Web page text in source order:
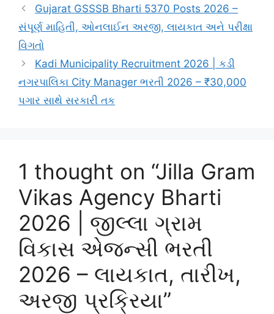
Gujarat GSSSB Bharti 5370 Posts 2026 –
સંપૂર્ણ માહિતી, ઓનલાઈન અરજી, લાયકાત અને પરીક્ષા
વિગતો
Kadi Municipality Recruitment 2026 | કડી
નગરપાલિકા City Manager ભરતી 2026 – ₹30,000
પગાર સાથે સરકારી તક
1 thought on “Jilla Gram
Vikas Agency Bharti
2026 | જીલ્લા ગ્રામ
વિકાસ એજન્સી ભરતી
2026 – લાયકાત, તારીખ,
અરજી પ્રક્રિયા”